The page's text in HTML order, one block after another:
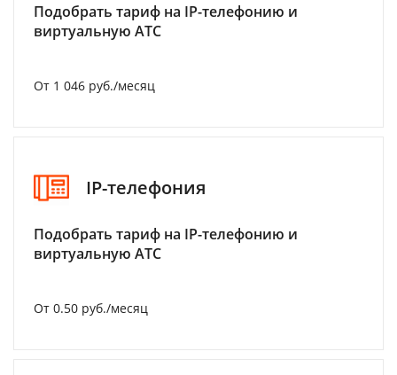
Подобрать тариф на IP-телефонию и
виртуальную АТС
От 1 046 руб./месяц
IP-телефония
Подобрать тариф на IP-телефонию и
виртуальную АТС
От 0.50 руб./месяц